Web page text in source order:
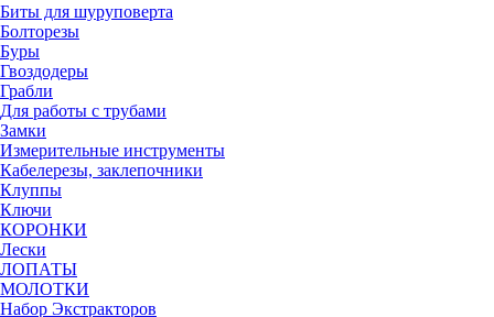
Биты для шуруповерта
Болторезы
Буры
Гвоздодеры
Грабли
Для работы с трубами
Замки
Измерительные инструменты
Кабелерезы, заклепочники
Клуппы
Ключи
КОРОНКИ
Лески
ЛОПАТЫ
МОЛОТКИ
Набор Экстракторов